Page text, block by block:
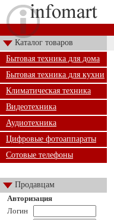
Каталог товаров
Бытовая техника для дома
Бытовая техника для кухни
Климатическая техника
Видеотехника
Аудиотехника
Цифровые фотоаппараты
Сотовые телефоны
Продавцам
Авторизация
Логин